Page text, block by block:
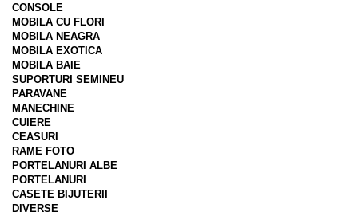
CONSOLE
MOBILA CU FLORI
MOBILA NEAGRA
MOBILA EXOTICA
MOBILA BAIE
SUPORTURI SEMINEU
PARAVANE
MANECHINE
CUIERE
CEASURI
RAME FOTO
PORTELANURI ALBE
PORTELANURI
CASETE BIJUTERII
DIVERSE